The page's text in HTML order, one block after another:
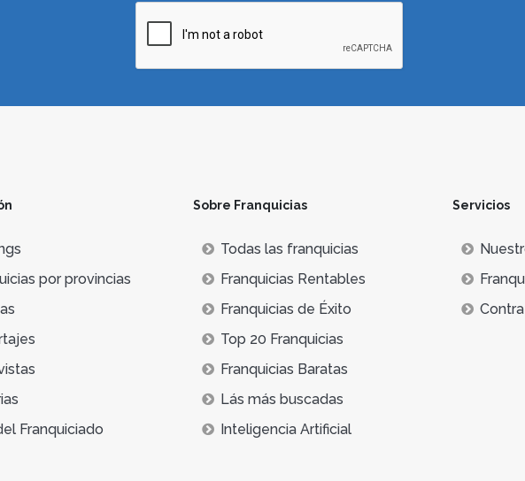
por provincias
Franquiciado
Sobre Franquicias
Todas las franquicias
Franquicias Rentables
Franquicias de Éxito
Top 20 Franquicias
Franquicias Baratas
Lás más buscadas
Inteligencia Artificial
Servicios